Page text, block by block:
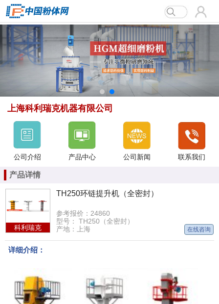
上海科利瑞克机器有限公司
上海科利瑞克机器有限公司
公司介绍 产品中心 公司新闻 联系我们
产品详情
科利瑞克
TH250环链提升机（全密封）
参考报价：24860
型号： TH250（全密封）
产地：上海
在线咨询
详细介绍：